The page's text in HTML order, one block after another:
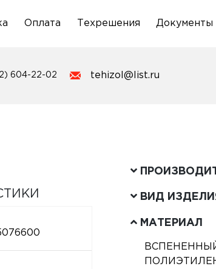
Оплата Техрешения Документы
604-22-02 tehizol@list.ru
ВИД
МАТЕРИАЛ